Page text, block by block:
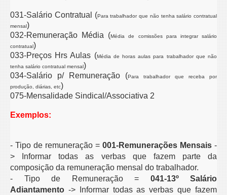
031-Salário Contratual (Para trabalhador que não tenha salário contratual
mensal)
032-Remuneração Média (Média de comissões para integrar salário
contratual)
033-Preços Hrs Aulas (Média de horas aulas para trabalhador que não
tenha salário contratual mensal)
034-Salário p/ Remuneração (Para trabalhador que receba por
produção, diárias, etc)
075-Mensalidade Sindical/Associativa 2
Exemplos:
- Tipo de remuneração = 001-Remunerações Mensais -
> Informar todas as verbas que fazem parte da
composição da remuneração mensal do trabalhador.
- Tipo de Remuneração =
041-13º Salário
Adiantamento -> Informar todas as verbas que fazem